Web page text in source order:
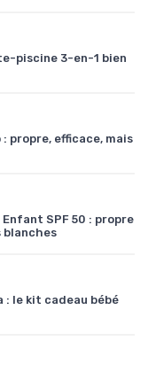
piscine 3-en-1 bien
propre, efficace, mais
SPF 50 : propre
blanches
: le kit cadeau bébé